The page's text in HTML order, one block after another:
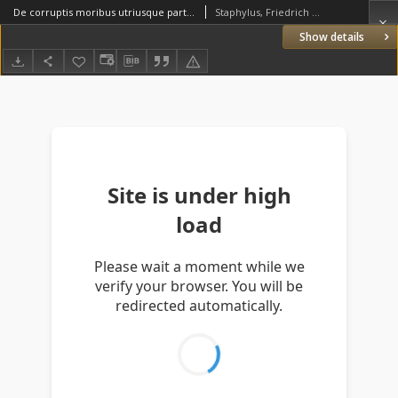
Show details
De corruptis moribus utriusque partis, pontificiorum videlicet et evangelicorum, Dialogus lectv iucundus et [...] utilis, authore Syluestro Czecanouio [...]. Staphylus, Friedrich (1512–1564)